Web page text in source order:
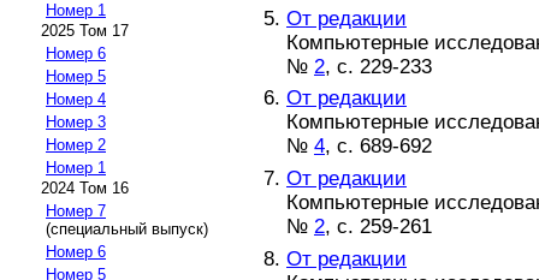
Номер 1
2025 Том 17
Номер 6
Номер 5
Номер 4
Номер 3
Номер 2
Номер 1
2024 Том 16
Номер 7
(специальный выпуск)
Номер 6
Номер 5
От редакции
Компьютерные
№ 2, с. 229-233
От редакции
Компьютерные
№ 4, с. 689-692
От редакции
Компьютерные
№ 2, с. 259-261
От редакции